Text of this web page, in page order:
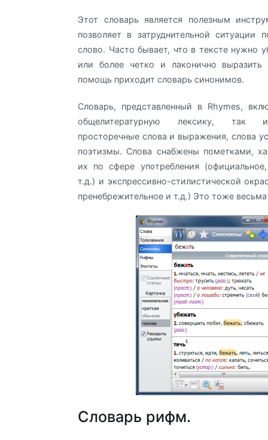
Этот словарь является полезным
позволяет в затруднительной ситуации
слово. Часто бывает, что в тексте нужно
или более четко и лаконично
помощь приходит словарь синонимов.
Словарь, представленный в Rhymes,
общелитературную лексику, так
просторечные слова и выражения, слова
поэтизмы. Слова снабжены пометками,
их по сфере употребления
т.д.) и экспрессивно-стилистической
пренебрежительное и т.д.) Это тоже
Словарь рифм.